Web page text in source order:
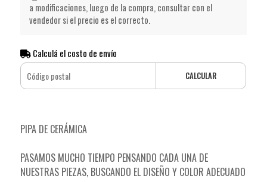
a modificaciones, luego de la compra, consultar con el
vendedor si el precio es el correcto.
Calculá el costo de envío
CALCULAR
PIPA DE CERÁMICA
PASAMOS MUCHO TIEMPO PENSANDO CADA UNA DE
NUESTRAS PIEZAS, BUSCANDO EL DISEÑO Y COLOR ADECUADO